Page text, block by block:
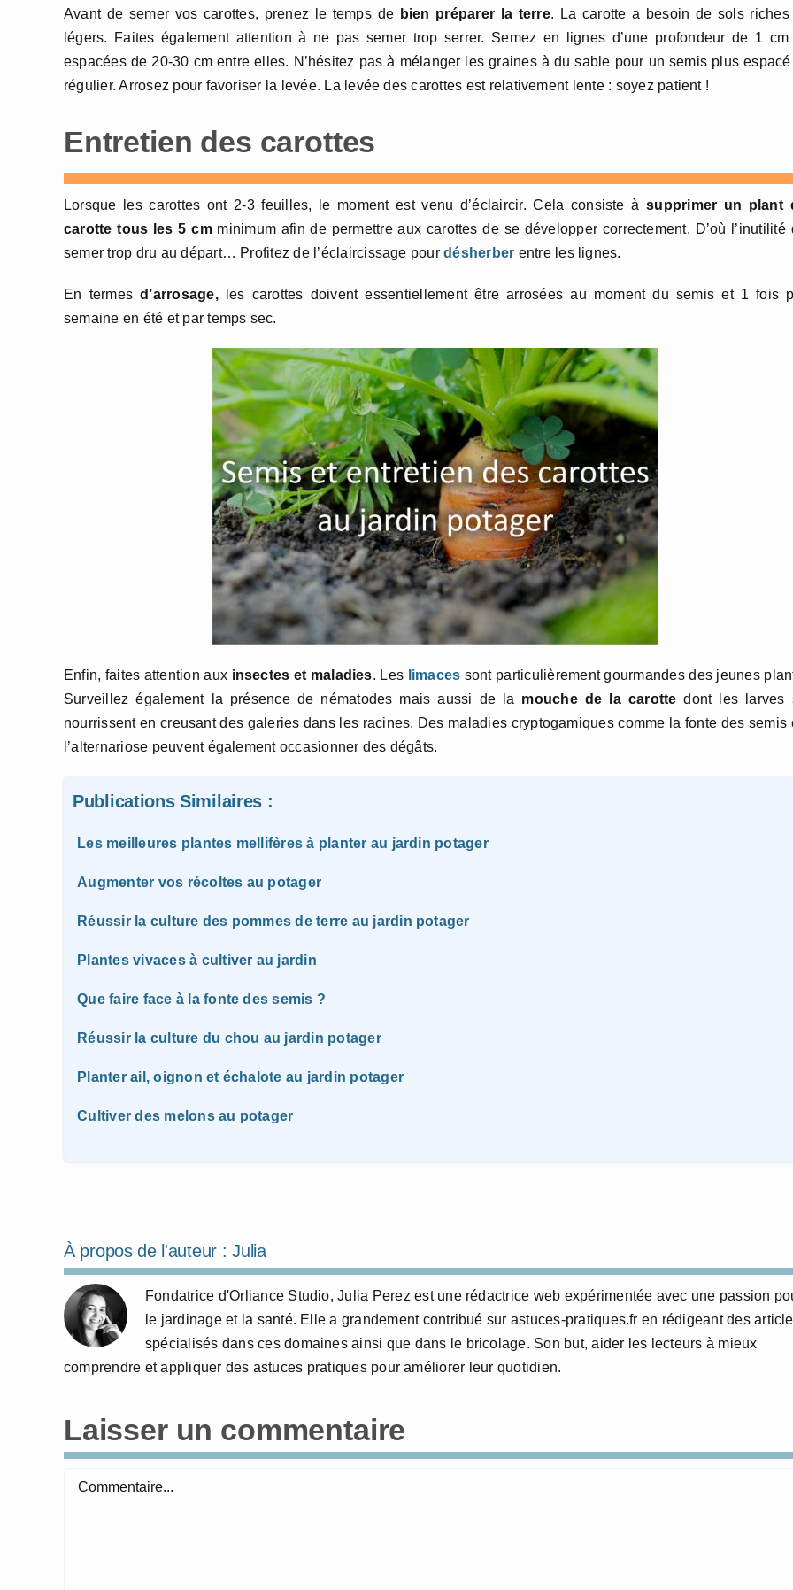
Avant de semer vos carottes, prenez le temps de bien préparer la terre. La carotte a besoin de sols riches
légers. Faites également attention à ne pas semer trop serrer. Semez en lignes d’une profondeur de 1 cm
espacées de 20-30 cm entre elles. N’hésitez pas à mélanger les graines à du sable pour un semis plus
régulier. Arrosez pour favoriser la levée. La levée des carottes est relativement lente : soyez patient !
Entretien des carottes
Lorsque les carottes ont 2-3 feuilles, le moment est venu d’éclaircir. Cela consiste àsupprimer un plant
carotte tous les 5 cmminimum afin de permettre aux carottes de se développer correctement. D’où l’inutilité
semer trop dru au départ… Profitez de l’éclaircissage pourdésherber entre les lignes.
En termesd’arrosage,les carottes doivent essentiellement être arrosées au moment du semis et 1 fois
semaine en été et par temps sec.
Enfin, faites attention aux insectes et maladies. Les limaces sont particulièrement gourmandes des jeunes
Surveillez également la présence de nématodes mais aussi de la mouche de la carotte dont les larves
nourrissent en creusant des galeries dans les racines. Des maladies cryptogamiques comme la fonte des semis
l’alternariose peuvent également occasionner des dégâts.
Publications Similaires :
Les meilleures plantes mellifères à planter au jardin potager
Augmenter vos récoltes au potager
Réussir la culture des pommes de terre au jardin potager
Plantes vivaces à cultiver au jardin
Que faire face à la fonte des semis ?
Réussir la culture du chou au jardin potager
Planter ail, oignon et échalote au jardin potager
Cultiver des melons au potager
À propos de l'auteur :Julia
Fondatrice d'Orliance Studio, Julia Perez est une rédactrice web expérimentée avec une passion
le jardinage et la santé. Elle a grandement contribué sur astuces-pratiques.fr en rédigeant des
spécialisés dans ces domaines ainsi que dans le bricolage. Son but, aider les lecteurs à mieux
comprendre et appliquer des astuces pratiques pour améliorer leur quotidien.
Laisser un commentaire
Commentaire